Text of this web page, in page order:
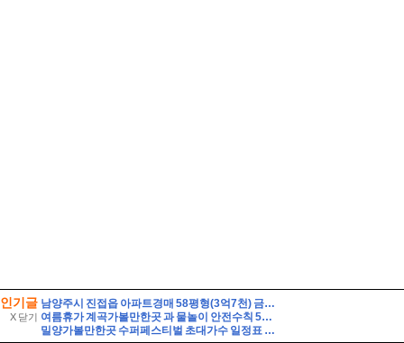
인기글
X 닫기
남양주시 진접읍 아파트경매 58평형(3억7천) 금곡리 해밀초등학교인근 신영지웰 10층 유찰2회 급매시세 남양주진접신영지웰아파트 부동산경매 매매
여름휴가 계곡가볼만한곳 과 물놀이 안전수칙 5가지
밀양가볼만한곳 수퍼페스티벌 초대가수 일정표 셔틀버스 주차장 여행